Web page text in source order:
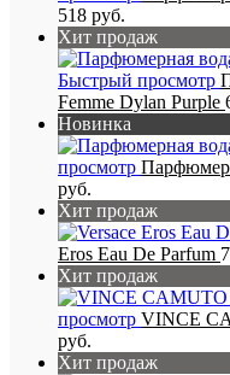
518 руб.
Хит продаж
Быстрый просмотр
Femme Dylan Purple
Новинка
просмотр
руб.
Хит продаж
Eros Eau De Parfum
Хит продаж
просмотр VINCE
руб.
Хит продаж